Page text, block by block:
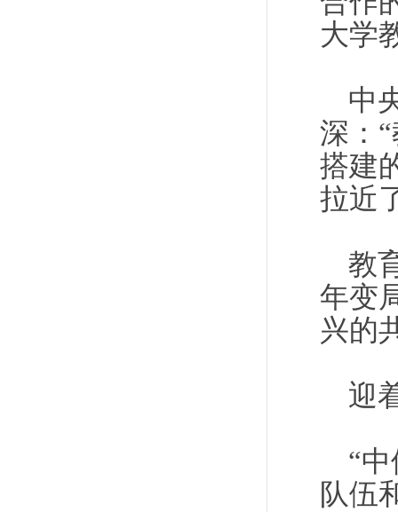
大学
中
深：
搭建
拉近
教
年变
兴的
迎
“
队伍